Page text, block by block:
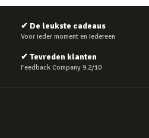
✔ De leukste cadeaus
Voor ieder moment en iedereen
✔ Tevreden klanten
Feedback Company 9.2/10